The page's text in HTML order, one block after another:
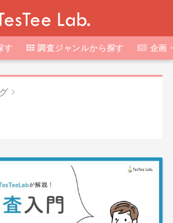
す 調査ジャンルから探す 企画